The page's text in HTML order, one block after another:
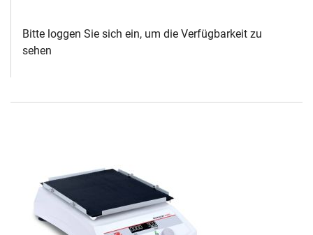
Bitte loggen Sie sich ein, um die Verfügbarkeit zu
sehen